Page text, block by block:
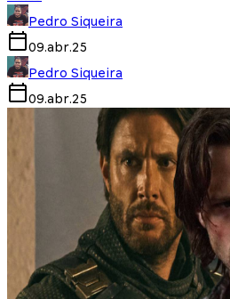
Pedro Siqueira
09.abr.25
Pedro Siqueira
09.abr.25